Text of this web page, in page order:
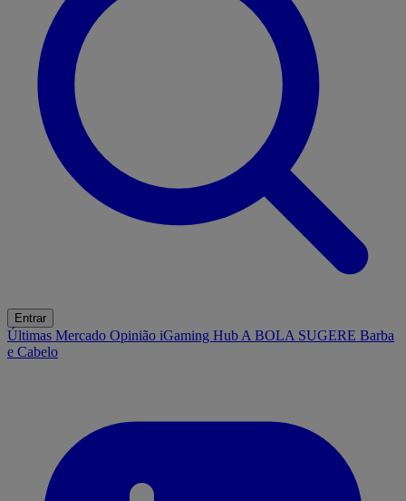
Entrar
Últimas Mercado Opinião iGaming Hub A BOLA SUGERE Barba
e Cabelo